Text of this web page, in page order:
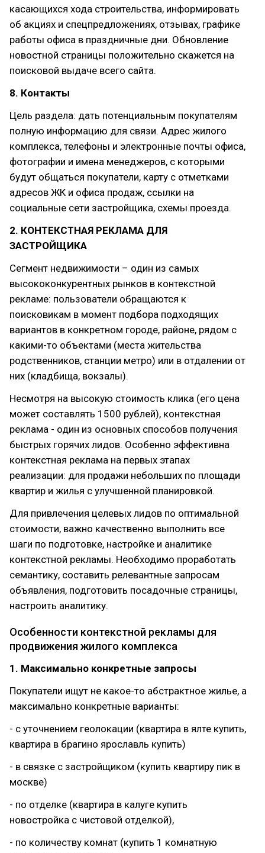
касающихся хода строительства, информировать
об акциях и спецпредложениях, отзывах, графике
работы офиса в праздничные дни. Обновление
новостной страницы положительно скажется на
поисковой выдаче всего сайта.
8. Контакты
Цель раздела: дать потенциальным покупателям
полную информацию для связи. Адрес жилого
комплекса, телефоны и электронные почты офиса,
фотографии и имена менеджеров, с которыми
будут общаться покупатели, карту с отметками
адресов ЖК и офиса продаж, ссылки на
социальные сети застройщика, схемы проезда.
2. КОНТЕКСТНАЯ РЕКЛАМА ДЛЯ
ЗАСТРОЙЩИКА
Сегмент недвижимости – один из самых
высококонкурентных рынков в контекстной
рекламе: пользователи обращаются к
поисковикам в момент подбора подходящих
вариантов в конкретном городе, районе, рядом с
какими-то объектами (места жительства
родственников, станции метро) или в отдалении от
них (кладбища, вокзалы).
Несмотря на высокую стоимость клика (его цена
может составлять 1500 рублей), контекстная
реклама - один из основных способов получения
быстрых горячих лидов. Особенно эффективна
контекстная реклама на первых этапах
реализации: для продажи небольших по площади
квартир и жилья с улучшенной планировкой.
Для привлечения целевых лидов по оптимальной
стоимости, важно качественно выполнить все
шаги по подготовке, настройке и аналитике
контекстной рекламы. Необходимо проработать
семантику, составить релевантные запросам
объявления, подготовить посадочные страницы,
настроить аналитику.
Особенности контекстной рекламы для
продвижения жилого комплекса
1. Максимально конкретные запросы
Покупатели ищут не какое-то абстрактное жилье, а
максимально конкретные варианты:
- с уточнением геолокации (квартира в ялте купить,
квартира в брагино ярославль купить)
- в связке с застройщиком (купить квартиру пик в
москве)
- по отделке (квартира в калуге купить
новостройка с чистовой отделкой),
- по количеству комнат (купить 1 комнатную